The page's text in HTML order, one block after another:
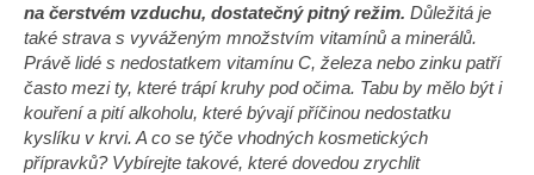
na čerstvém vzduchu, dostatečný pitný režim. Důležitá je
také strava s vyváženým množstvím vitamínů a minerálů.
Právě lidé s nedostatkem vitamínu C, železa nebo zinku patří
často mezi ty, které trápí kruhy pod očima. Tabu by mělo být i
kouření a pití alkoholu, které bývají příčinou nedostatku
kyslíku v krvi. A co se týče vhodných kosmetických
přípravků? Vybírejte takové, které dovedou zrychlit